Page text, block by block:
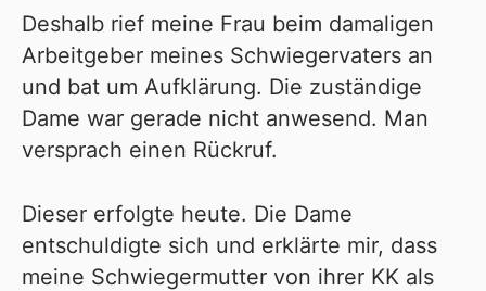
Deshalb rief meine Frau beim damaligen
Arbeitgeber meines Schwiegervaters an
und bat um Aufklärung. Die zuständige
Dame war gerade nicht anwesend. Man
versprach einen Rückruf.
Dieser erfolgte heute. Die Dame
entschuldigte sich und erklärte mir, dass
meine Schwiegermutter von ihrer KK als